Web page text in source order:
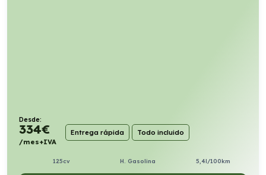
Desde:
334€
/mes+IVA
Entrega rápida Todo incluido
125cv H. Gasolina 5,4l/100km